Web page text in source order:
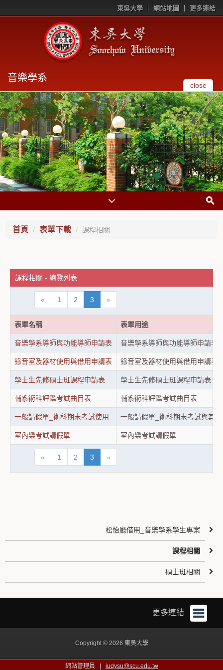
東吳大學 網站地圖 更多連結
音樂學系
close
首頁 表單下載 課程相關
課程相關 - 總覽列表
« 1 2 3 »
表單名稱 表單用途
音樂學系導師與功能導師申請表 音樂學系導師與功能導師申請表
錄音室及器材使用與借用申請表 錄音室及器材使用與借用申請表
學士生先修碩士班課程申請表 學士生先修碩士班課程申請表
輔系術科評鑑考試曲目表 輔系術科評鑑考試曲目表
一般請假單_術科期末考試使用 一般請假單_術科期末考試與其
室內樂考試請假單 室內樂考試請假單
« 1 2 3 »
松怡廳借用_音樂學系學生專案
課程相關
碩士班相關
更多連結
Copyright © 2026 東吳大學
網站管理員 | judysu@scu.edu.tw